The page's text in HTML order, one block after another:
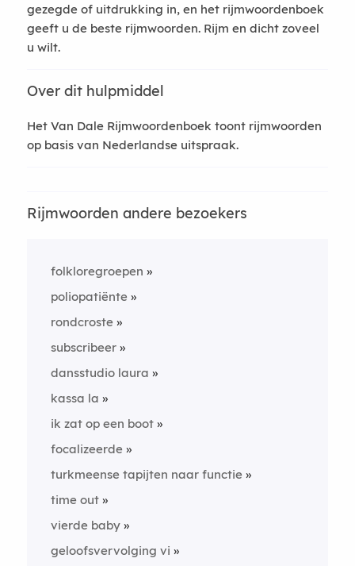
gezegde of uitdrukking in, en het rijmwoordenboek
geeft u de beste rijmwoorden. Rijm en dicht zoveel
u wilt.
Over dit hulpmiddel
Het Van Dale Rijmwoordenboek toont rijmwoorden
op basis van Nederlandse uitspraak.
Rijmwoorden andere bezoekers
folkloregroepen
poliopatiënte
rondcroste
subscribeer
dansstudio laura
kassa la
ik zat op een boot
focalizeerde
turkmeense tapijten naar functie
time out
vierde baby
geloofsvervolging vi